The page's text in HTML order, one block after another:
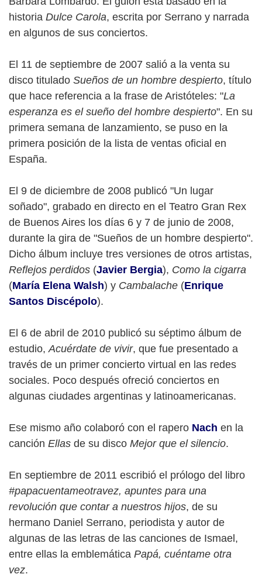
historia Dulce Carola, escrita por Serrano y narrada
en algunos de sus conciertos.
El 11 de septiembre de 2007 salió a la venta su
disco titulado Sueños de un hombre despierto, título
que hace referencia a la frase de Aristóteles: "La
esperanza es el sueño del hombre despierto". En su
primera semana de lanzamiento, se puso en la
primera posición de la lista de ventas oficial en
España.
El 9 de diciembre de 2008 publicó "Un lugar
soñado", grabado en directo en el Teatro Gran Rex
de Buenos Aires los días 6 y 7 de junio de 2008,
durante la gira de "Sueños de un hombre despierto".
Dicho álbum incluye tres versiones de otros artistas,
Reflejos perdidos (Javier Bergia), Como la cigarra
(María Elena Walsh) y Cambalache (Enrique
Santos Discépolo).
El 6 de abril de 2010 publicó su séptimo álbum de
estudio,Acuérdate de vivir, que fue presentado a
través de un primer concierto virtual en las redes
sociales. Poco después ofreció conciertos en
algunas ciudades argentinas y latinoamericanas.
Ese mismo año colaboró con el rapero Nach en la
canción Ellas de su disco Mejor que el silencio.
En septiembre de 2011 escribió el prólogo del libro
#papacuentameotravez, apuntes para una
revolución que contar a nuestros hijos, de su
hermano Daniel Serrano, periodista y autor de
algunas de las letras de las canciones de Ismael,
entre ellas la emblemática Papá, cuéntame otra
vez.